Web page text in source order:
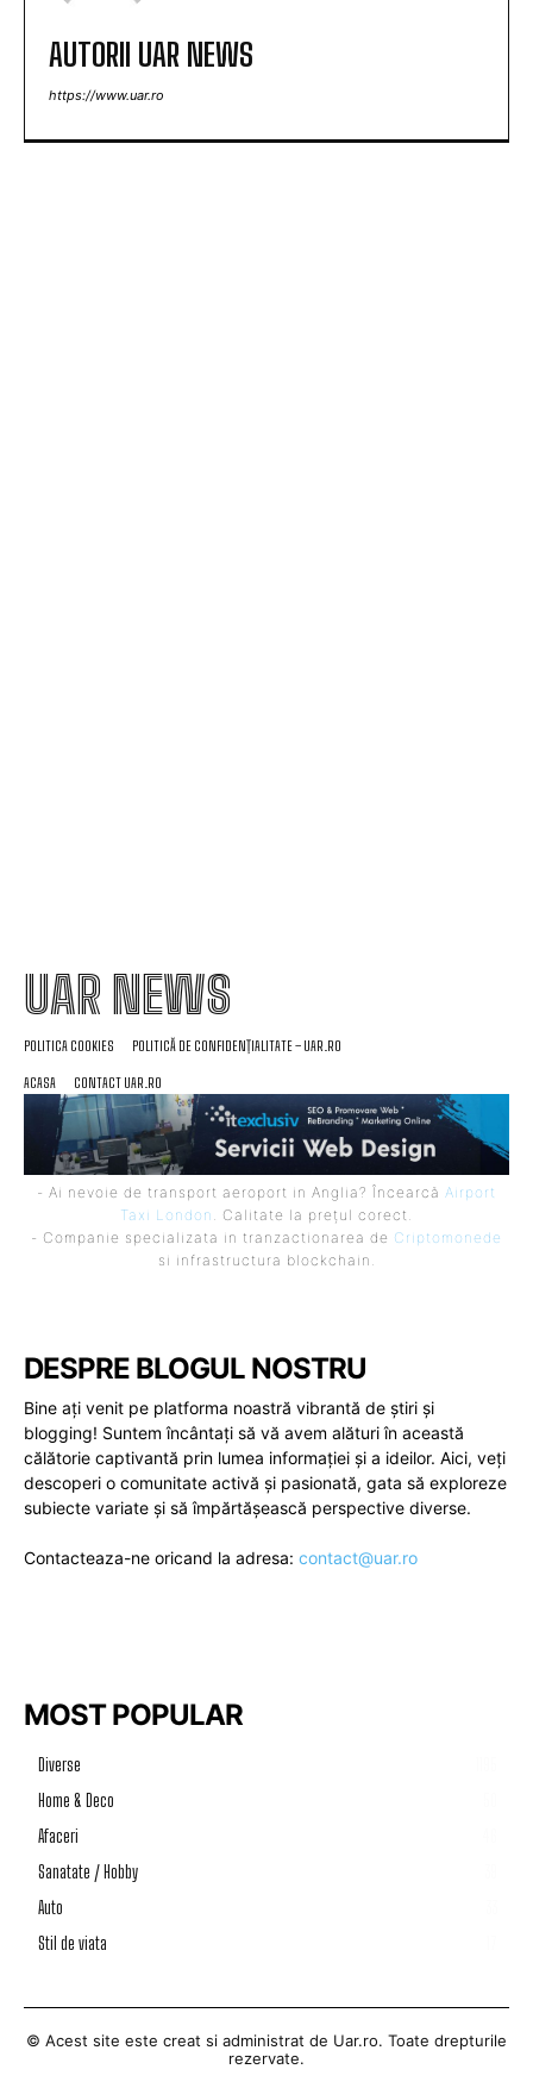
AUTORII UAR NEWS
https://www.uar.ro
UAR NEWS
POLITICA COOKIES POLITICĂ DE CONFIDENȚIALITATE – UAR.RO
ACASA CONTACT UAR.RO
- Ai nevoie de transport aeroport in Anglia? Încearcă Airport
Taxi London
. Calitate la prețul corect.
- Companie specializata in tranzactionarea de Criptomonede
si infrastructura blockchain.
DESPRE BLOGUL NOSTRU
Bine ați venit pe platforma noastră vibrantă de știri și
blogging! Suntem încântați să vă avem alături în această
călătorie captivantă prin lumea informației și a ideilor. Aici, veți
descoperi o comunitate activă și pasionată, gata să exploreze
subiecte variate și să împărtășească perspective diverse.
Contacteaza-ne oricand la adresa: contact@uar.ro
MOST POPULAR
Diverse
Home & Deco
Afaceri
Sanatate / Hobby
Auto
Stil de viata
© Acest site este creat si administrat de Uar.ro. Toate drepturile
rezervate.